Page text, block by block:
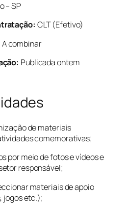
– SP
CLT (Efetivo)
A combinar
Publicada ontem
de materiais
comemorativas;
por meio de fotos e vídeos e
responsável;
materiais de apoio
jogos etc.);